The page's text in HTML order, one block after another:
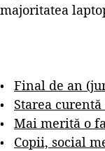
majoritatea
Final de an
Starea
Mai merită o
Copii, social